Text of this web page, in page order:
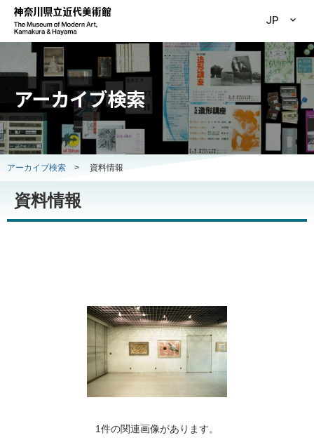
JP
アーカイブ検索
アーカイブ検索 > 資料情報
資料情報
1件の関連画像があります。